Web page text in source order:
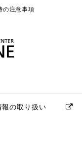
の注意事項
報の取り扱い